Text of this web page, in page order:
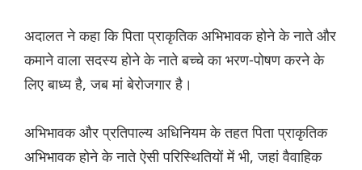
अदालत ने कहा कि पिता प्राकृतिक अभिभावक होने के नाते और
कमाने वाला सदस्य होने के नाते बच्चे का भरण-पोषण करने के
लिए बाध्य है, जब मां बेरोजगार है।
अभिभावक और प्रतिपाल्य अधिनियम के तहत पिता प्राकृतिक
अभिभावक होने के नाते ऐसी परिस्थितियों में भी, जहां वैवाहिक